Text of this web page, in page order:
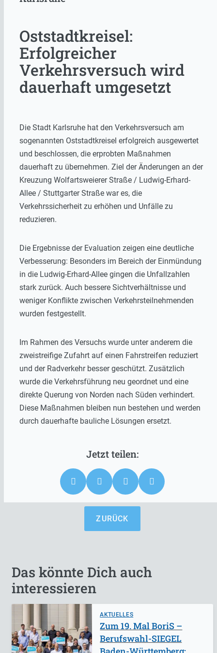
Oststadtkreisel:
Erfolgreicher
Verkehrsversuch wird
dauerhaft umgesetzt
Die Stadt Karlsruhe hat den Verkehrsversuch am
sogenannten Oststadtkreisel erfolgreich ausgewertet
und beschlossen, die erprobten Maßnahmen
dauerhaft zu übernehmen. Ziel der Änderungen an der
Kreuzung Wolfartsweierer Straße / Ludwig-Erhard-
Allee / Stuttgarter Straße war es, die
Verkehrssicherheit zu erhöhen und Unfälle zu
reduzieren.
Die Ergebnisse der Evaluation zeigen eine deutliche
Verbesserung: Besonders im Bereich der Einmündung
in die Ludwig-Erhard-Allee gingen die Unfallzahlen
stark zurück. Auch bessere Sichtverhältnisse und
weniger Konflikte zwischen Verkehrsteilnehmenden
wurden festgestellt.
Im Rahmen des Versuchs wurde unter anderem die
zweistreifige Zufahrt auf einen Fahrstreifen reduziert
und der Radverkehr besser geschützt. Zusätzlich
wurde die Verkehrsführung neu geordnet und eine
direkte Querung von Norden nach Süden verhindert.
Diese Maßnahmen bleiben nun bestehen und werden
durch dauerhafte bauliche Lösungen ersetzt.
ZURÜCK
Das könnte Dich auch
interessieren
AKTUELLES
Zum 19. Mal BoriS –
Berufswahl-SIEGEL